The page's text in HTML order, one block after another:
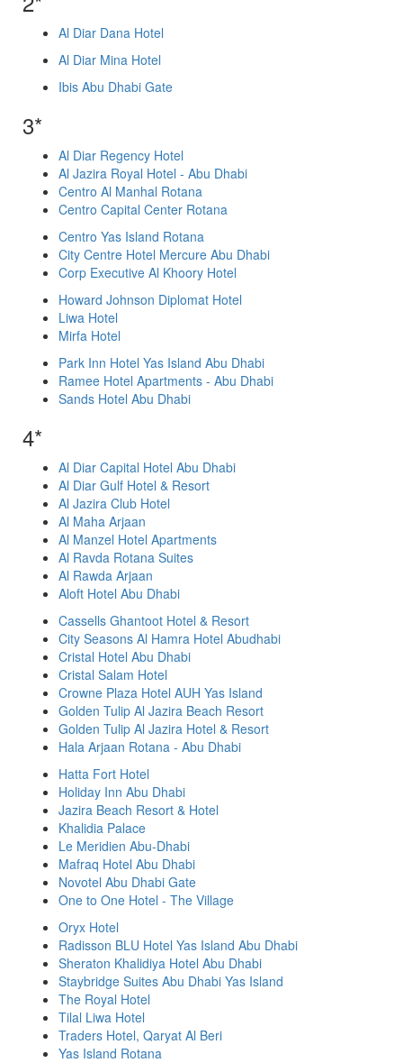
Al Diar Dana Hotel
Al Diar Mina Hotel
Ibis Abu Dhabi Gate
3*
Al Diar Regency Hotel
Al Jazira Royal Hotel - Abu Dhabi
Centro Al Manhal Rotana
Centro Capital Center Rotana
Centro Yas Island Rotana
City Centre Hotel Mercure Abu Dhabi
Corp Executive Al Khoory Hotel
Howard Johnson Diplomat Hotel
Liwa Hotel
Mirfa Hotel
Park Inn Hotel Yas Island Abu Dhabi
Ramee Hotel Apartments - Abu Dhabi
Sands Hotel Abu Dhabi
4*
Al Diar Capital Hotel Abu Dhabi
Al Diar Gulf Hotel & Resort
Al Jazira Club Hotel
Al Maha Arjaan
Al Manzel Hotel Apartments
Al Ravda Rotana Suites
Al Rawda Arjaan
Aloft Hotel Abu Dhabi
Cassells Ghantoot Hotel & Resort
City Seasons Al Hamra Hotel Abudhabi
Cristal Hotel Abu Dhabi
Cristal Salam Hotel
Crowne Plaza Hotel AUH Yas Island
Golden Tulip Al Jazira Beach Resort
Golden Tulip Al Jazira Hotel & Resort
Hala Arjaan Rotana - Abu Dhabi
Hatta Fort Hotel
Holiday Inn Abu Dhabi
Jazira Beach Resort & Hotel
Khalidia Palace
Le Meridien Abu-Dhabi
Mafraq Hotel Abu Dhabi
Novotel Abu Dhabi Gate
One to One Hotel - The Village
Oryx Hotel
Radisson BLU Hotel Yas Island Abu Dhabi
Sheraton Khalidiya Hotel Abu Dhabi
Staybridge Suites Abu Dhabi Yas Island
The Royal Hotel
Tilal Liwa Hotel
Traders Hotel, Qaryat Al Beri
Yas Island Rotana